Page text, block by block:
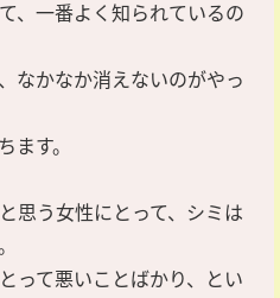
、一番よく知られているの
なかなか消えないのがやっ
ます。
思う女性にとって、シミは
って悪いことばかり、とい